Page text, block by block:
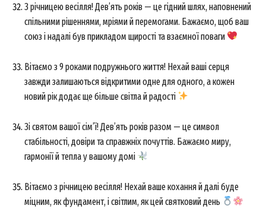
News Week
Magazine PRO
З річницею весілля! Дев’ять років — це гідний шлях, наповнений
спільними рішеннями, мріями й перемогами. Бажаємо, щоб ваш
союз і надалі був прикладом щирості та взаємної поваги
Вітаємо з 9 роками подружнього життя! Нехай ваші серця
завжди залишаються відкритими одне для одного, а кожен
новий рік додає ще більше світла й радості
Зі святом вашої сім’ї! Дев’ять років разом — це символ
стабільності, довіри та справжніх почуттів. Бажаємо миру,
гармонії й тепла у вашому домі
Вітаємо з річницею весілля! Нехай ваше кохання й далі буде
міцним, як фундамент, і світлим, як цей святковий день